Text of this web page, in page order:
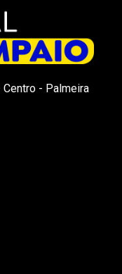
Centro - Palmeira